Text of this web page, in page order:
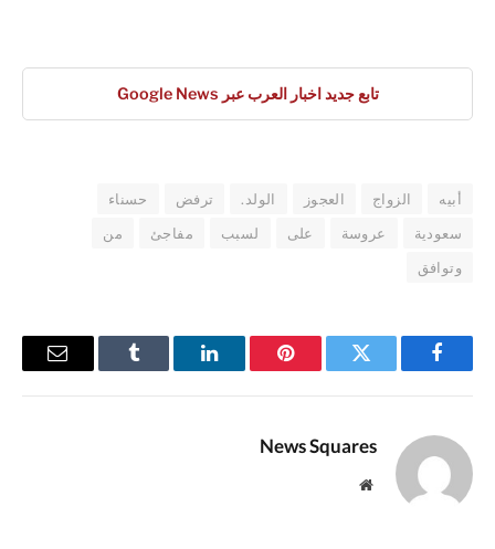
تابع جديد اخبار العرب عبر Google News
أبيه الزواج العجوز الولد. ترفض
حسناء
سعودية
عروسة على لسبب مفاجئ
من
وتوافق
فيسبوك تويتر بينتيريستلينكدإن Tumblr
البريد
News Squares
موقع